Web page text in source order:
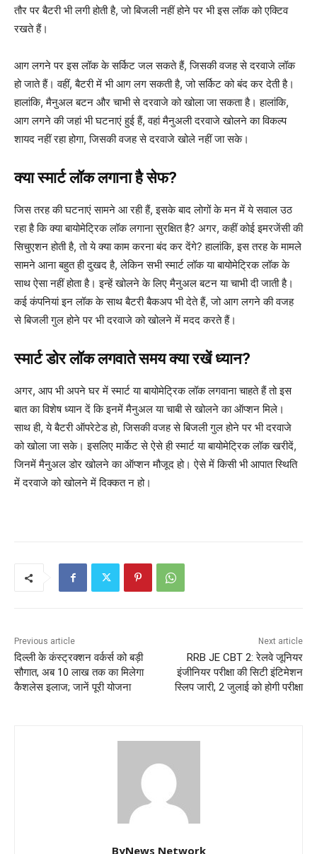
तौर पर बैटरी भी लगी होती है, जो बिजली नहीं होने पर भी इस लॉक को एक्टिव
रखते हैं।
आग लगने पर इस लॉक के सर्किट जल सकते हैं, जिसकी वजह से दरवाजे लॉक
हो जाते हैं। वहीं, बैटरी में भी आग लग सकती है, जो सर्किट को बंद कर देती है।
हालांकि, मैनुअल बटन और चाभी से दरवाजे को खोला जा सकता है। हालांकि,
आग लगने की जहां भी घटनाएं हुई हैं, वहां मैनुअली दरवाजे खोलने का विकल्प
शायद नहीं रहा होगा, जिसकी वजह से दरवाजे खोले नहीं जा सके।
क्या स्मार्ट लॉक लगाना है सेफ?
जिस तरह की घटनाएं सामने आ रही हैं, इसके बाद लोगों के मन में ये सवाल उठ
रहा है कि क्या बायोमेट्रिक लॉक लगाना सुरक्षित है? अगर, कहीं कोई इमरजेंसी की
सिचुएशन होती है, तो ये क्या काम करना बंद कर देंगे? हालांकि, इस तरह के मामले
सामने आना बहुत ही दुखद है, लेकिन सभी स्मार्ट लॉक या बायोमेट्रिक लॉक के
साथ ऐसा नहीं होता है। इन्हें खोलने के लिए मैनुअल बटन या चाभी दी जाती है।
कई कंपनियां इन लॉक के साथ बैटरी बैकअप भी देते हैं, जो आग लगने की वजह
से बिजली गुल होने पर भी दरवाजे को खोलने में मदद करते हैं।
स्मार्ट डोर लॉक लगवाते समय क्या रखें ध्यान?
अगर, आप भी अपने घर में स्मार्ट या बायोमेट्रिक लॉक लगवाना चाहते हैं तो इस
बात का विशेष ध्यान दें कि इनमें मैनुअल या चाबी से खोलने का ऑप्शन मिले।
साथ ही, ये बैटरी ऑपरेटेड हो, जिसकी वजह से बिजली गुल होने पर भी दरवाजे
को खोला जा सके। इसलिए मार्केट से ऐसे ही स्मार्ट या बायोमेट्रिक लॉक खरीदें,
जिनमें मैनुअल डोर खोलने का ऑप्शन मौजूद हो। ऐसे में किसी भी आपात स्थिति
में दरवाजे को खोलने में दिक्कत न हो।
Previous article
दिल्ली के कंस्ट्रक्शन वर्कर्स को बड़ी
सौगात, अब 10 लाख तक का मिलेगा
कैशलेस इलाज; जानें पूरी योजना
Next article
RRB JE CBT 2: रेलवे जूनियर
इंजीनियर परीक्षा की सिटी इंटिमेशन
स्लिप जारी, 2 जुलाई को होगी परीक्षा
ByNews Network